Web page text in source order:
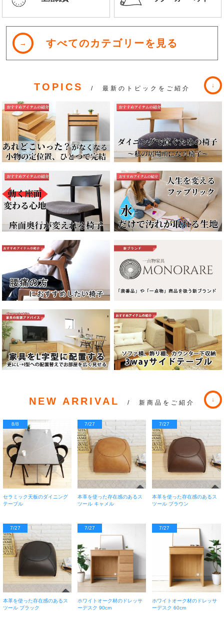
すべてのカテゴリーを見る
TOPICS / 最新のトピックをご紹介
NEW ARRIVAL / 新商品をご紹介
8/8
セラミック天板のダイニング
テーブル
7/27
本革を使った存在感のあるス
ツール キャメル
7/27
本革を使った存在感のあるス
ツール ブラウン
7/27
本革を使った存在感のあるス
ツール ブラック
7/27
ホワイトオーク材のドレッサ
ーデスク 90cm
7/27
ホワイトオーク材のドレッサ
ーデスク 60cm